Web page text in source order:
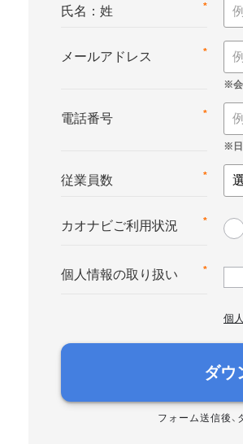
*
氏名：姓
*
メールアドレス
*
電話番号
*
従業員数
*
カオナビご利用状況
*
個人情報の取り扱い
個
ダウ
フォーム送信後